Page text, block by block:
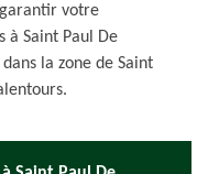
votre
à Saint Paul De
la zone de Saint